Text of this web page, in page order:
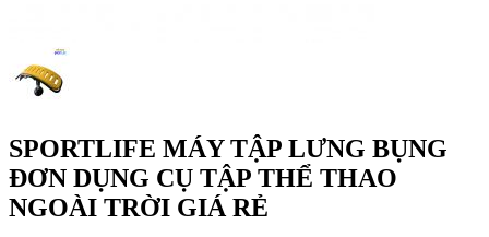
SPORTLIFE MÁY TẬP LƯNG BỤNG
ĐƠN DỤNG CỤ TẬP THỂ THAO
NGOÀI TRỜI GIÁ RẺ